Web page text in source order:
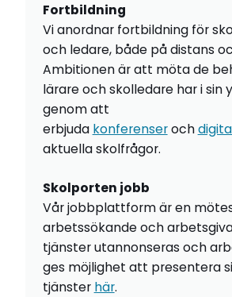
Fortbildning
Vi anordnar fortbildning för
och ledare, både på distans
Ambitionen är att möta de
lärare och skolledare har i sin
genom att
erbjuda konferenseroch
aktuella skolfrågor.
Skolporten jobb
Vår jobbplattform är en
arbetssökande och
tjänster utannonseras och
ges möjlighet att presentera
tjänster här.